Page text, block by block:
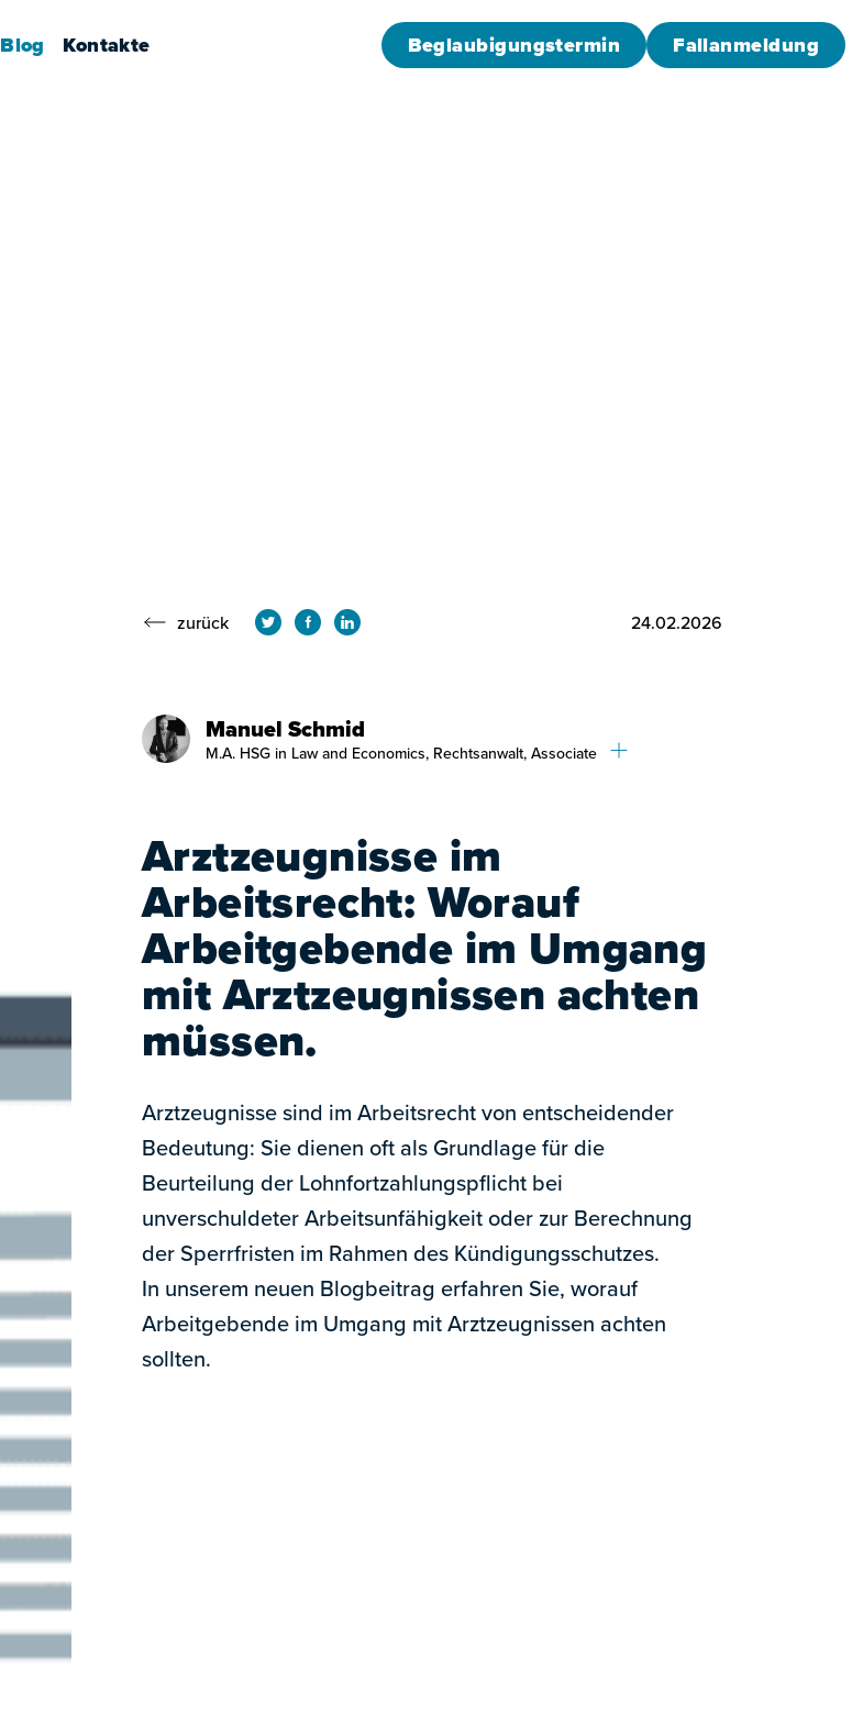
Blog Kontakte Beglaubigungstermin Fallanmeldung
zurück 24.02.2026
Manuel Schmid
M.A. HSG in Law and Economics, Rechtsanwalt, Associate
Arztzeugnisse im
Arbeitsrecht: Worauf
Arbeitgebende im Umgang
mit Arztzeugnissen achten
müssen.
Arztzeugnisse sind im Arbeitsrecht von entscheidender
Bedeutung: Sie dienen oft als Grundlage für die
Beurteilung der Lohnfortzahlungspflicht bei
unverschuldeter Arbeitsunfähigkeit oder zur Berechnung
der Sperrfristen im Rahmen des Kündigungsschutzes.
In unserem neuen Blogbeitrag erfahren Sie, worauf
Arbeitgebende im Umgang mit Arztzeugnissen achten
sollten.